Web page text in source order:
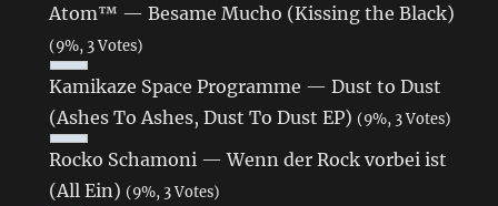
Atom™ — Besame Mucho (Kissing the Black)
(9%, 3 Votes)
Kamikaze Space Programme — Dust to Dust
(Ashes To Ashes, Dust To Dust EP) (9%, 3 Votes)
Rocko Schamoni — Wenn der Rock vorbei ist
(All Ein) (9%, 3 Votes)